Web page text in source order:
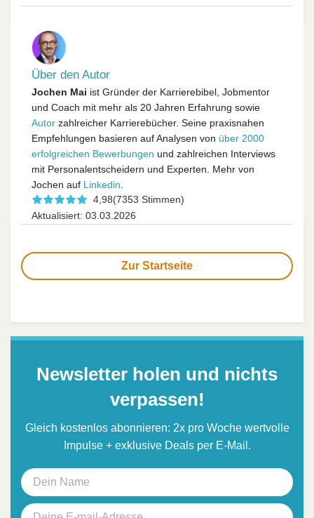
Über den Autor
Jochen Mai ist Gründer der Karrierebibel, Jobmentor
und Coach mit mehr als 20 Jahren Erfahrung sowie
Autor zahlreicher Karrierebücher. Seine praxisnahen
Empfehlungen basieren auf Analysen von über 2000
erfolgreichen Bewerbungen und zahlreichen Interviews
mit Personalentscheidern und Experten. Mehr von
Jochen auf Linkedin.
4,98(7353 Stimmen)
Aktualisiert: 03.03.2026
Zur Startseite
Newsletter holen und nichts
verpassen!
Gleich kostenlos abonnieren: 2x pro Woche wertvolle
Impulse + exklusive Deals per E-Mail.